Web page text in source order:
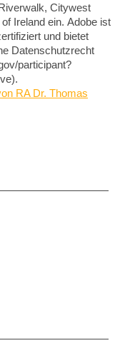
Citywest
Ireland ein. Adobe ist
und bietet
Datenschutzrecht
participant?
RA Dr. Thomas